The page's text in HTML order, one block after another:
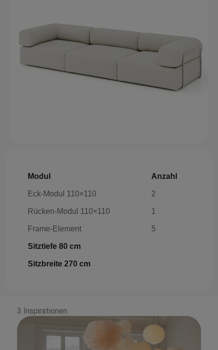
Modul Anzahl
Eck-Modul 110×110 2
Rücken-Modul 110×110 1
Frame-Element 5
Sitztiefe 80 cm
Sitzbreite 270 cm
3 Inspirationen